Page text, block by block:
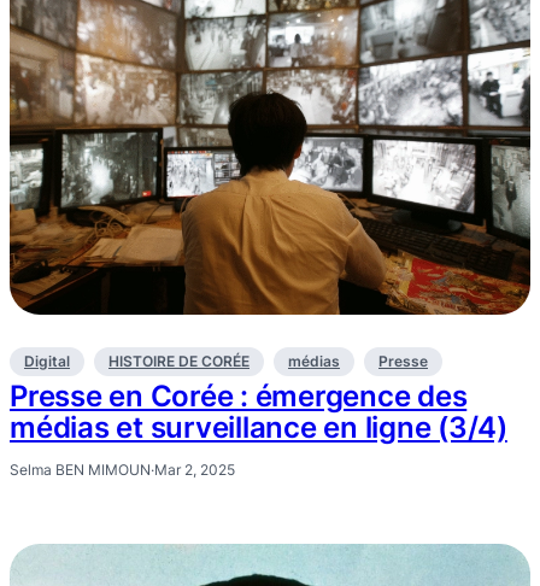
Digital HISTOIRE DE CORÉE médias Presse
Presse en Corée : émergence des
médias et surveillance en ligne (3/4)
Selma BEN MIMOUN·Mar 2, 2025